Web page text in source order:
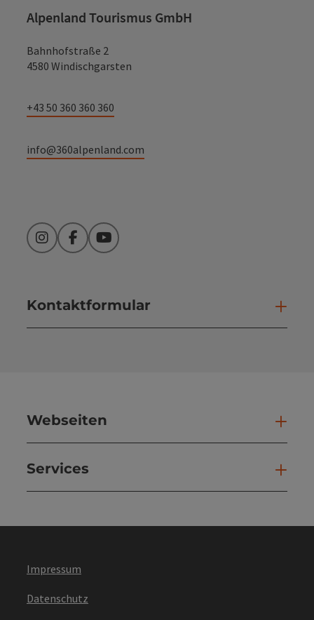
Alpenland Tourismus GmbH
Bahnhofstraße 2
4580 Windischgarsten
+43 50 360 360 360
info@360alpenland.com
InstagramFacebookYouTube
Kontaktformular
Webseiten
Services
Impressum
Datenschutz